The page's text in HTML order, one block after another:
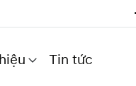
Tin tức